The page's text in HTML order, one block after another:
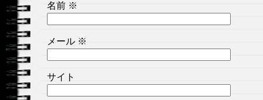
名前 ※
メール ※
サイト